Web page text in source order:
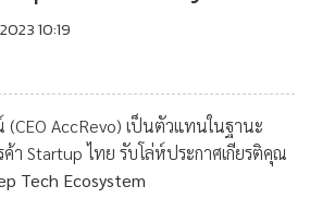
10:19
AccRevo) เป็นตัวแทนในฐานะ
ค้า Startup ไทย รับโล่ห์ประกาศเกียรติคุณ
Tech Ecosystem